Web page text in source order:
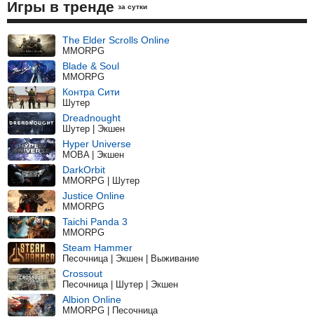
Игры в тренде за сутки
The Elder Scrolls Online
MMORPG
Blade & Soul
MMORPG
Контра Сити
Шутер
Dreadnought
Шутер | Экшен
Hyper Universe
MOBA | Экшен
DarkOrbit
MMORPG | Шутер
Justice Online
MMORPG
Taichi Panda 3
MMORPG
Steam Hammer
Песочница | Экшен | Выживание
Crossout
Песочница | Шутер | Экшен
Albion Online
MMORPG | Песочница